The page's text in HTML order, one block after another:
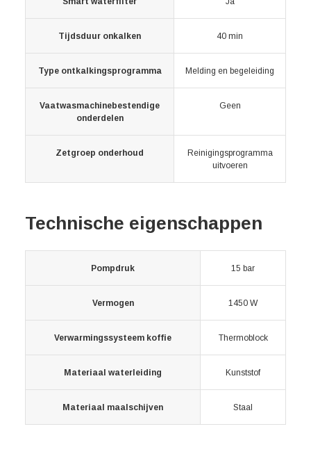
Tijdsduur onkalken 40 min
Type ontkalkingsprogramma Melding en begeleiding
Vaatwasmachinebestendige
onderdelen
Geen
Zetgroep onderhoud
Reinigingsprogramma
uitvoeren
Technische eigenschappen
Pompdruk 15 bar
Vermogen 1450 W
Verwarmingssysteem koffie Thermoblock
Materiaal waterleiding Kunststof
Materiaal maalschijven Staal